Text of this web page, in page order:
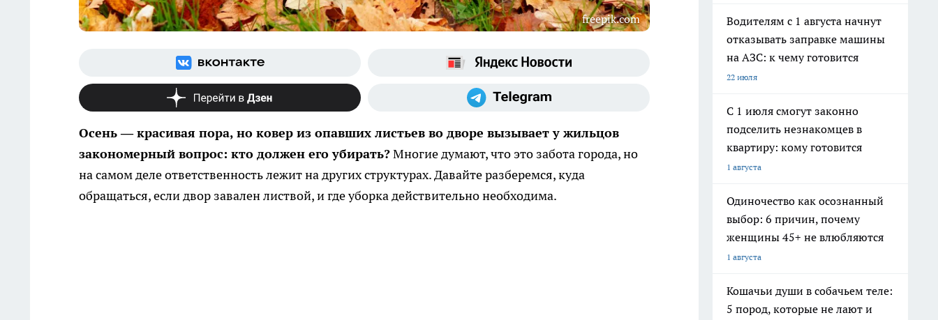
freepik.com
Осень — красивая пора, но ковер из опавших листьев во дворе вызывает у жильцов
закономерный вопрос: кто должен его убирать?Многие думают, что это забота города, но
на самом деле ответственность лежит на других структурах. Давайте разберемся, куда
обращаться, если двор завален листвой, и где уборка действительно необходима.
Водителям с 1 августа начнут
отказывать заправке машины
на АЗС: к чему готовится
22 июля
С 1 июля смогут законно
подселить незнакомцев в
квартиру: кому готовится
1 августа
Одиночество как осознанный
выбор: 6 причин, почему
женщины 45+ не влюбляются
1 августа
Кошачьи души в собачьем теле:
5 пород, которые не лают и